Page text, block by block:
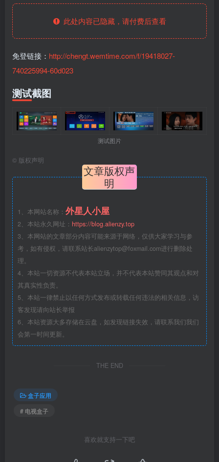
此处内容已隐藏，请付费后查看
免登链接： http://chengt.wemtime.com/f/19418027-
740225994-60d023
测试截图
测试图片
© 版权声明
文章版权声
明
1、本网站名称： 外星人小屋
2、本站永久网址： https://blog.alienzy.top
3、本网站的文章部分内容可能来源于网络，仅供大家学习与参
考，如有侵权，请联系站长alienzytop@foxmail.com进行删除处
理。
4、本站一切资源不代表本站立场，并不代表本站赞同其观点和对
其真实性负责。
5、本站一律禁止以任何方式发布或转载任何违法的相关信息，访
客发现请向站长举报
6、本站资源大多存储在云盘，如发现链接失效，请联系我们我们
会第一时间更新。
THE END
盒子应用
# 电视盒子
喜欢就支持一下吧